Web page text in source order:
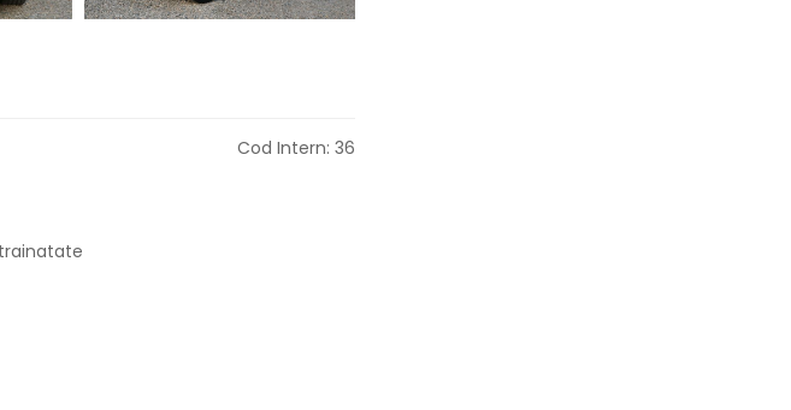
Cod Intern: 36